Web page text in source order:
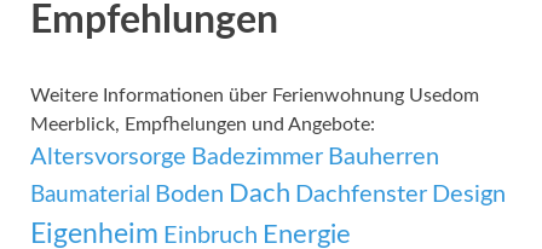
Empfehlungen
Weitere Informationen über Ferienwohnung Usedom
Meerblick, Empfhelungen und Angebote:
Altersvorsorge Badezimmer Bauherren
Baumaterial Boden Dach Dachfenster Design
Eigenheim Einbruch Energie